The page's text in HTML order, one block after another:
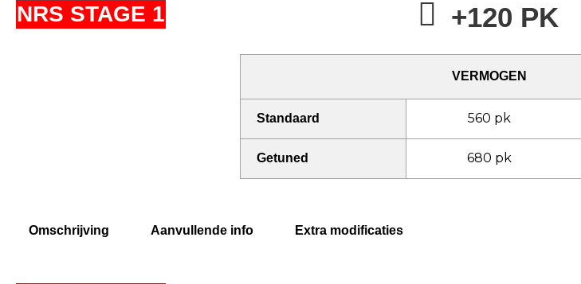
NRS STAGE 1 +120 PK
VERMOGEN
Standaard 560 pk
Getuned 680 pk
Omschrijving Aanvullende info Extra modificaties